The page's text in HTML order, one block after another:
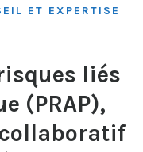
ET EXPERTISE
liés
(PRAP),